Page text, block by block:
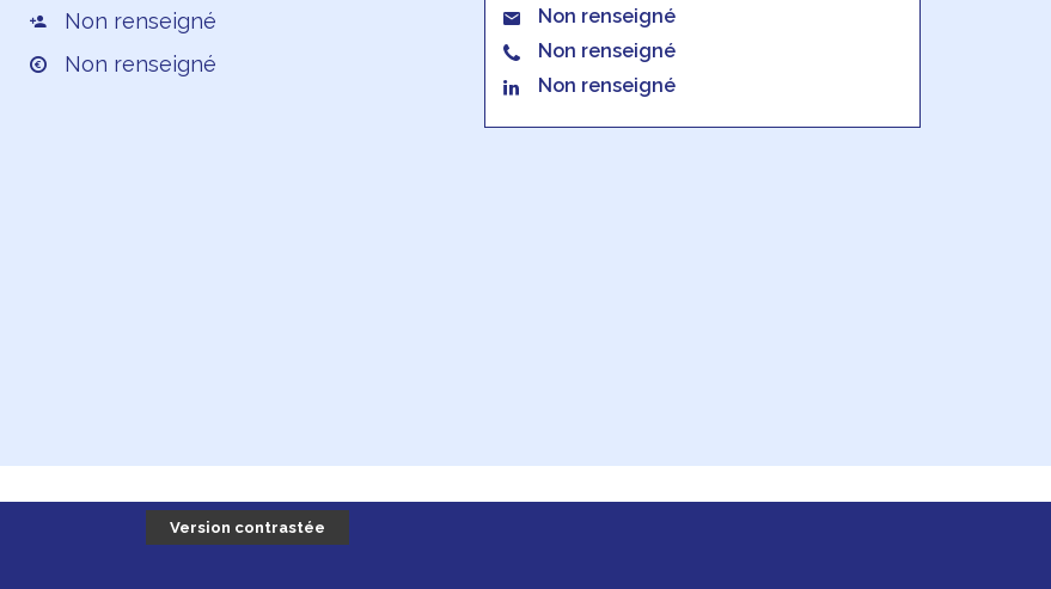
Non renseigné
Non renseigné
Non renseigné
Non renseigné
Non renseigné
Version contrastée